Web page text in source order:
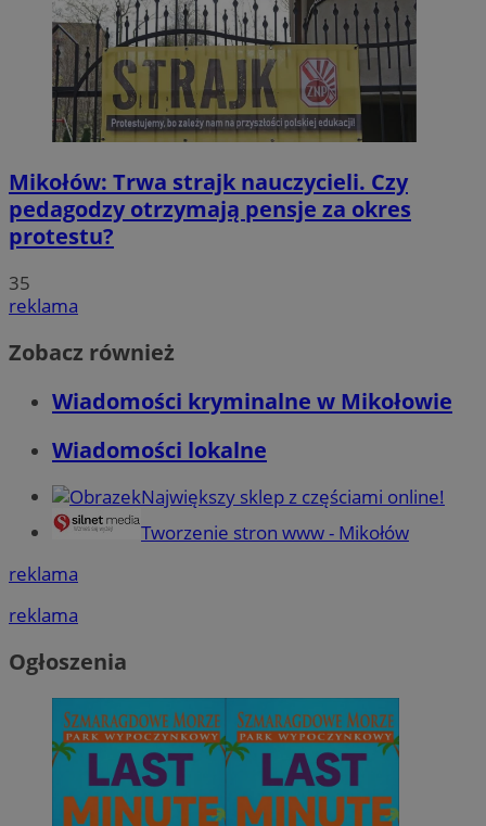
Mikołów: Trwa strajk nauczycieli. Czy
pedagodzy otrzymają pensje za okres
protestu?
35
reklama
Zobacz również
Wiadomości kryminalne w Mikołowie
Wiadomości lokalne
Największy sklep z częściami online!
Tworzenie stron www - Mikołów
reklama
reklama
Ogłoszenia